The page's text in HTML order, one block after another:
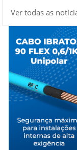
Ver todas as